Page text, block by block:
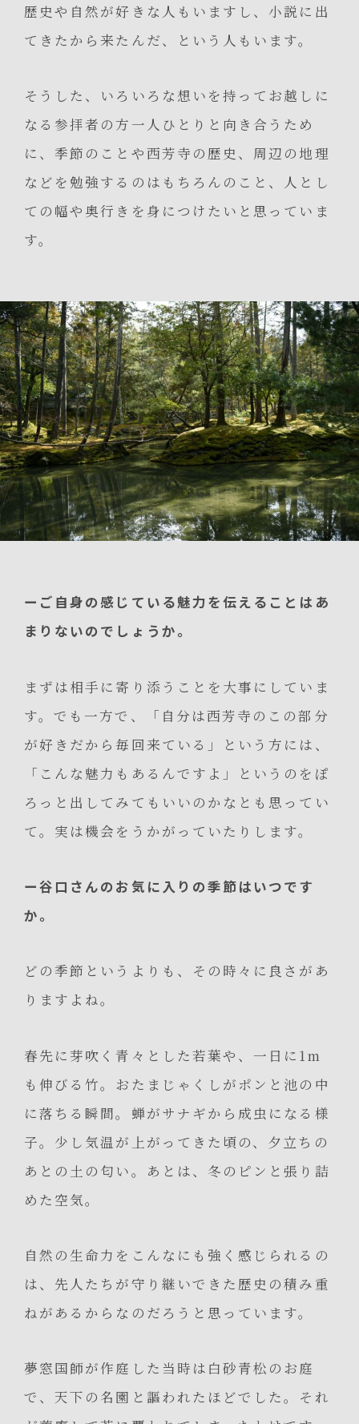
歴史や自然が好きな人もいますし、小説に出
てきたから来たんだ、という人もいます。
そうした、いろいろな想いを持ってお越しに
なる参拝者の方一人ひとりと向き合うため
に、季節のことや西芳寺の歴史、周辺の地理
などを勉強するのはもちろんのこと、人とし
ての幅や奥行きを身につけたいと思っていま
す。
ーご自身の感じている魅力を伝えることはあ
まりないのでしょうか。
まずは相手に寄り添うことを大事にしていま
す。でも一方で、「自分は西芳寺のこの部分
が好きだから毎回来ている」という方には、
「こんな魅力もあるんですよ」というのをぽ
ろっと出してみてもいいのかなとも思ってい
て。実は機会をうかがっていたりします。
ー谷口さんのお気に入りの季節はいつです
か。
どの季節というよりも、その時々に良さがあ
りますよね。
春先に芽吹く青々とした若葉や、一日に1m
も伸びる竹。おたまじゃくしがポンと池の中
に落ちる瞬間。蝉がサナギから成虫になる様
子。少し気温が上がってきた頃の、夕立ちの
あとの土の匂い。あとは、冬のピンと張り詰
めた空気。
自然の生命力をこんなにも強く感じられるの
は、先人たちが守り継いできた歴史の積み重
ねがあるからなのだろうと思っています。
夢窓国師が作庭した当時は白砂青松のお庭
で、天下の名園と謳われたほどでした。それ